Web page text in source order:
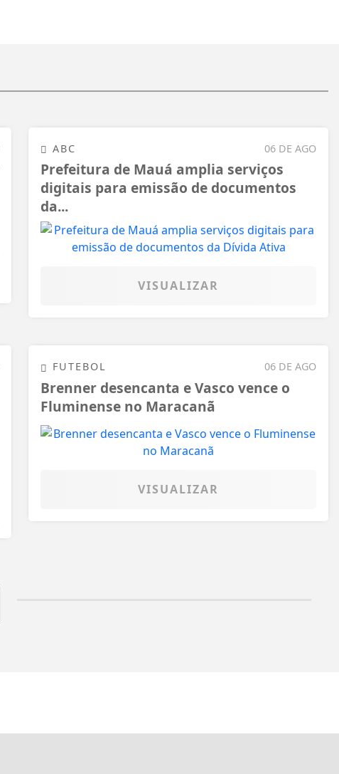
06 DE AGO
ABC
Prefeitura de Mauá amplia serviços
digitais para emissão de documentos
da...
VISUALIZAR
06 DE AGO
FUTEBOL
Brenner desencanta e Vasco vence o
Fluminense no Maracanã
VISUALIZAR